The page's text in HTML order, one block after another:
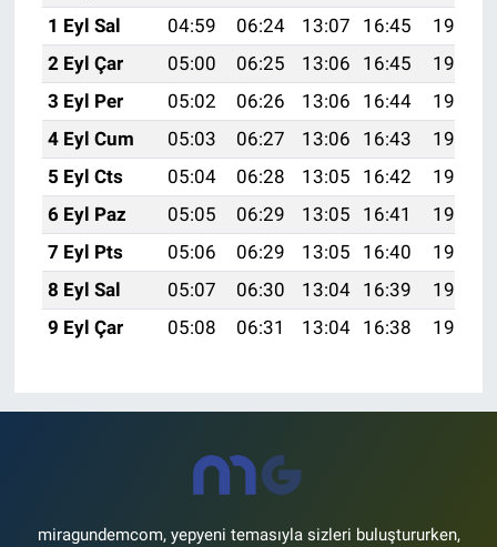
1 Eyl Sal
04:59 06:24 13:07 16:45
19:39
2 Eyl Çar
05:00 06:25 13:06 16:45
19:38
3 Eyl Per
05:02 06:26 13:06 16:44
19:36
4 Eyl Cum
05:03 06:27 13:06 16:43
19:35
5 Eyl Cts
05:04 06:28 13:05 16:42
19:33
6 Eyl Paz
05:05 06:29 13:05 16:41
19:32
7 Eyl Pts
05:06 06:29 13:05 16:40
19:30
8 Eyl Sal
05:07 06:30 13:04 16:39
19:29
9 Eyl Çar
05:08 06:31 13:04 16:38 19:27
miragundemcom, yepyeni temasıyla sizleri buluştururken,